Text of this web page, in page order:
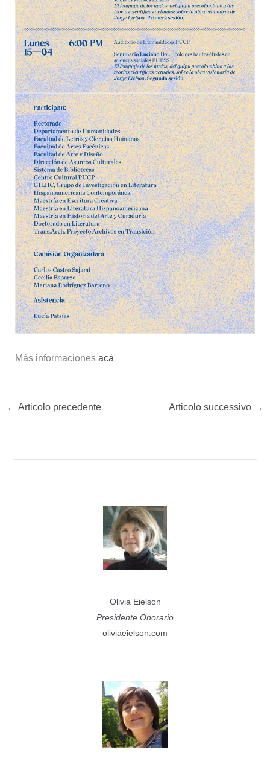
Más informaciones acá
← Articolo precedente Articolo successivo →
Olivia Eielson
Presidente Onorario
oliviaeielson.com